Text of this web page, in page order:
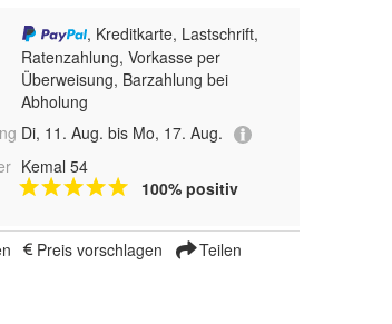
, Kreditkarte, Lastschrift,
Ratenzahlung, Vorkasse per
Überweisung, Barzahlung bei
Abholung
Di, 11. Aug. bis Mo, 17. Aug.
Kemal 54
100% positiv
Preis vorschlagen Teilen